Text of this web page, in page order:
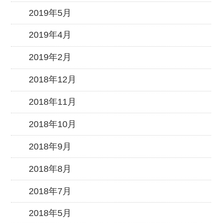
2019年5月
2019年4月
2019年2月
2018年12月
2018年11月
2018年10月
2018年9月
2018年8月
2018年7月
2018年5月